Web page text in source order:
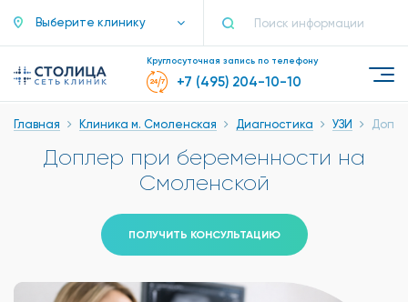
Выберите клинику
Круглосуточная запись по телефону
+7 (495) 204-10-10
Главная Клиника м. Смоленская Диагностика УЗИ
Доплер при беременности на
Смоленской
ПОЛУЧИТЬ КОНСУЛЬТАЦИЮ